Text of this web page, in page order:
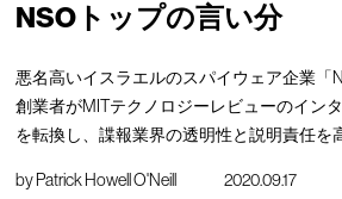
NSOトップの言い分
悪名高いイスラエルのスパイウェア企業「
創業者がMITテクノロジーレビューのイン
を転換し、諜報業界の透明性と説明責任を
byPatrick Howell O'Neill 2020.09.17